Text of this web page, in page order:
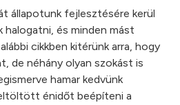
állapotunk fejlesztésére kerül
halogatni, és minden mást
cikkben kitérünk arra, hogy
de néhány olyan szokást is
hamar kedvünk
énidőt beépíteni a